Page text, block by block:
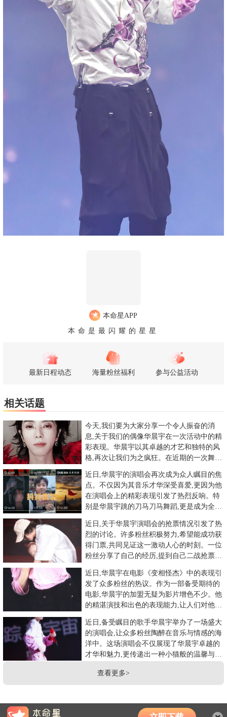
本命星APP
本命是最闪耀的星星
最新日程动态 海量粉丝福利 参与公益活动
相关话题
今天,我们要为大家分享一个令人振奋的消
息,关于我们的偶像华晨宇在一次活动中的精
彩表现。华晨宇以其卓越的才艺和独特的风
格,再次让我们为之疯狂。在近期的一次舞台
近日,华晨宇的演唱会再次成为众人瞩目的焦
点。不仅因为其音乐才华深受喜爱,更因为他
在演唱会上的精彩表现引发了热烈反响。特
别是华晨宇跳的刀马刀马舞蹈,更是成为全场
近日,关于华晨宇演唱会的抢票情况引发了热
烈的讨论。许多粉丝积极努力,希望能成功获
得门票,共同见证这一激动人心的时刻。一位
粉丝分享了自己的经历,提到自己二战抢票仍
近日,华晨宇在电影《变相怪杰》中的表现引
发了众多粉丝的热议。作为一部备受期待的
电影,华晨宇的加盟无疑为影片增色不少。他
的精湛演技和出色的表现能力,让人们对他的
近日,备受瞩目的歌手华晨宇举办了一场盛大
的演唱会,让众多粉丝陶醉在音乐与情感的海
洋中。这场演唱会不仅展现了华晨宇卓越的
才华和魅力,更传递出一种小猫般的温馨与力
查看更多>